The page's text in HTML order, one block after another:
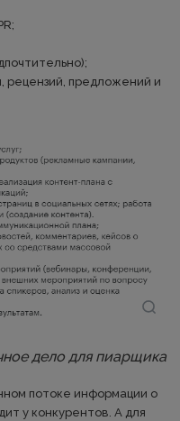
рецензий, предложений и
дело для пиарщика
потоке информации о
у конкурентов. А для